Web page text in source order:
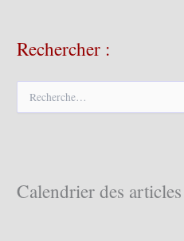
Rechercher :
c
h
Calendrier des